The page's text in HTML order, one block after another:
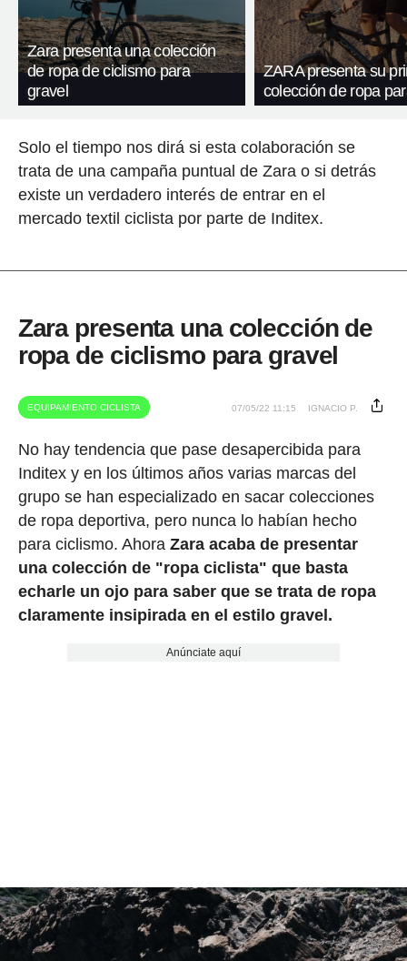
Zara presenta una colección
de ropa de ciclismo para
gravel
ZARA presenta su
colección de ropa
Solo el tiempo nos dirá si esta colaboración se
trata de una campaña puntual de Zara o si detrás
existe un verdadero interés de entrar en el
mercado textil ciclista por parte de Inditex.
Zara presenta una colección de
ropa de ciclismo para gravel
EQUIPAMIENTO CICLISTA 07/05/22 11:15 IGNACIO P.
No hay tendencia que pase desapercibida para
Inditex y en los últimos años varias marcas del
grupo se han especializado en sacar colecciones
de ropa deportiva, pero nunca lo habían hecho
para ciclismo. Ahora Zara acaba de presentar
una colección de "ropa ciclista" que basta
echarle un ojo para saber que se trata de ropa
claramente insipirada en el estilo gravel.
Anúnciate aquí